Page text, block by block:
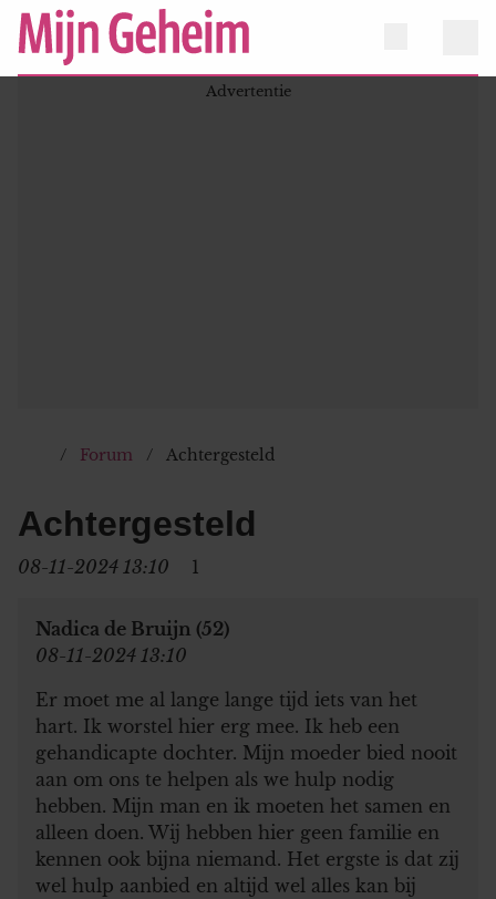
Forum Achtergesteld
Achtergesteld
08-11-2024 13:10 1
Nadica de Bruijn (52)
08-11-2024 13:10
Er moet me al lange lange tijd iets van het
hart. Ik worstel hier erg mee. Ik heb een
gehandicapte dochter. Mijn moeder bied nooit
aan om ons te helpen als we hulp nodig
hebben. Mijn man en ik moeten het samen en
alleen doen. Wij hebben hier geen familie en
kennen ook bijna niemand. Het ergste is dat zij
wel hulp aanbied en altijd wel alles kan bij